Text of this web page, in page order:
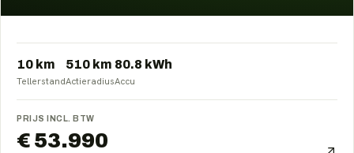
10 km
Tellerstand
510 km
Actieradius
80.8 kWh
Accu
PRIJS INCL. BTW
€ 53.990